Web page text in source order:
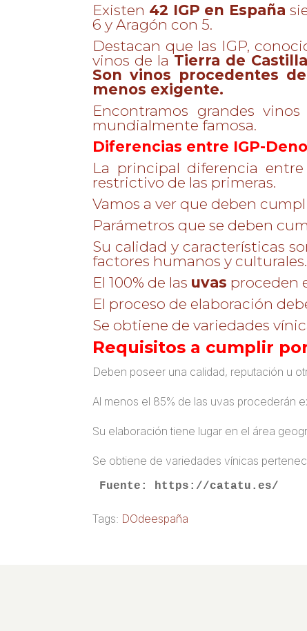
Existen 42 IGP en España
6 y Aragón con 5.
Destacan que las IGP,
vinos de la Tierra de Castilla
Son vinos procedentes
menos exigente.
Encontramos grandes
mundialmente famosa.
Diferencias entre IGP-
La principal diferencia
restrictivo de las primeras.
Vamos a ver que deben
Parámetros que se deben
Su calidad y características
factores humanos y culturales.
El 100% de las uvas proceden
El proceso de elaboración
Se obtiene de variedades
Requisitos a cumplir
Deben poseer una calidad, reputación u
Al menos el 85% de las uvas procederán
Su elaboración tiene lugar en el área
Se obtiene de variedades vínicas
Fuente: https://catatu.es/
Tags: DOdeespaña